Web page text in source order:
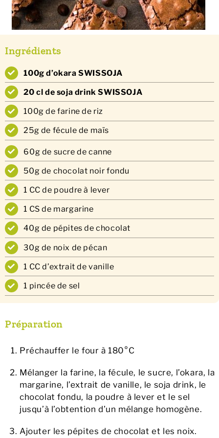
Ingrédients
100g d’okara SWISSOJA
20 cl de soja drink SWISSOJA
100g de farine de riz
25g de fécule de maïs
60g de sucre de canne
50g de chocolat noir fondu
1 CC de poudre à lever
1 CS de margarine
40g de pépites de chocolat
30g de noix de pécan
1 CC d’extrait de vanille
1 pincée de sel
Préparation
Préchauffer le four à 180°C
Mélanger la farine, la fécule, le sucre, l’okara, la
margarine, l’extrait de vanille, le soja drink, le
chocolat fondu, la poudre à lever et le sel
jusqu’à l’obtention d’un mélange homogène.
Ajouter les pépites de chocolat et les noix.